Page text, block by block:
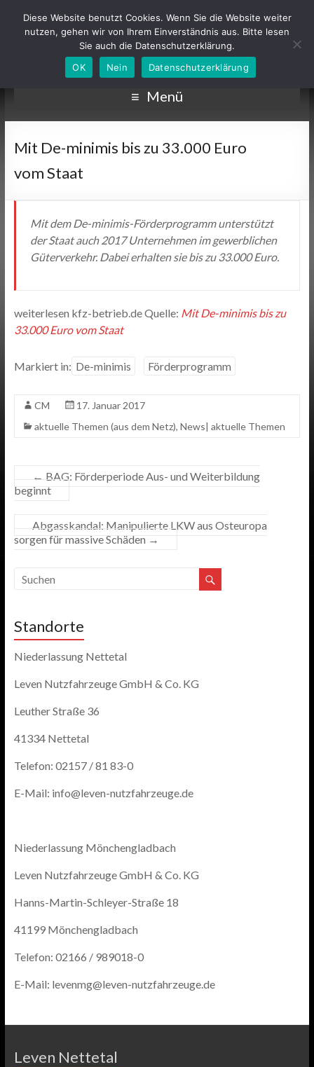
Menü
Mit De-minimis bis zu 33.000 Euro
vom Staat
Mit dem De-minimis-Förderprogramm unterstützt
der Staat auch 2017 Unternehmen im gewerblichen
Güterverkehr. Dabei erhalten sie bis zu 33.000 Euro.
weiterlesen kfz-betrieb.de Quelle: Mit De-minimis bis zu
33.000 Euro vom Staat
Markiert in: De-minimis Förderprogramm
CM
17. Januar 2017
aktuelle Themen (aus dem Netz), News| aktuelle Themen
← BAG: Förderperiode Aus- und Weiterbildung
beginnt
Abgasskandal: Manipulierte LKW aus Osteuropa
sorgen für massive Schäden →
Standorte
Niederlassung Nettetal
Leven Nutzfahrzeuge GmbH & Co. KG
Leuther Straße 36
41334 Nettetal
Telefon: 02157 / 81 83-0
E-Mail: info@leven-nutzfahrzeuge.de
Niederlassung Mönchengladbach
Leven Nutzfahrzeuge GmbH & Co. KG
Hanns-Martin-Schleyer-Straße 18
41199 Mönchengladbach
Telefon: 02166 / 989018-0
E-Mail: levenmg@leven-nutzfahrzeuge.de
Leven Nettetal
Diese Website benutzt Cookies. Wenn Sie die Website weiter
nutzen, gehen wir von Ihrem Einverständnis aus. Bitte lesen
Sie auch die Datenschutzerklärung.
OK
Nein Datenschutzerklärung